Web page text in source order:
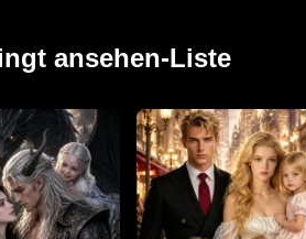
ansehen-Liste